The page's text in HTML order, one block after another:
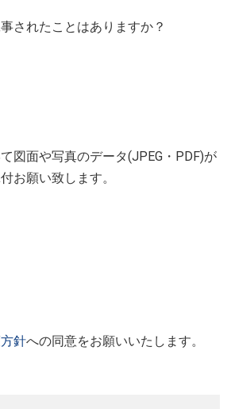
されたことはありますか？
図面や写真のデータ(JPEG・PDF)が
お願い致します。
針への同意をお願いいたします。